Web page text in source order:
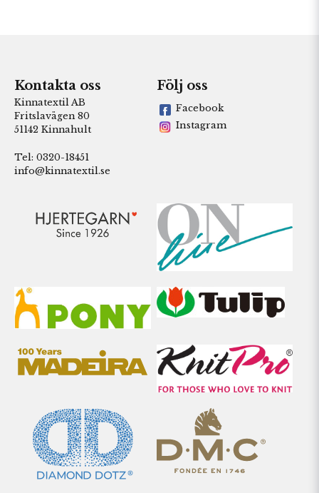
Kontakta oss
Kinnatextil AB
Fritslavägen 80
51142 Kinnahult
Tel: 0320-18451
info@kinnatextil.se
Följ oss
Facebook
Instagram